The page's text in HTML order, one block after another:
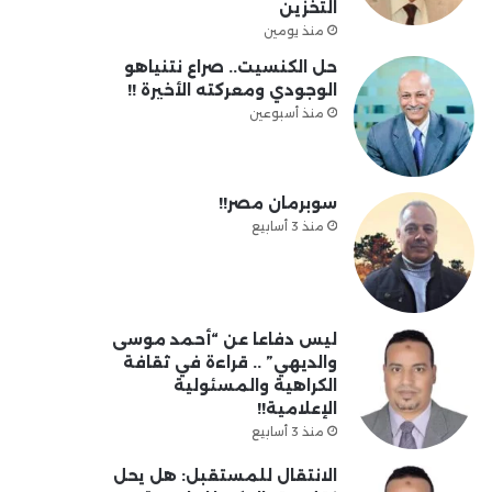
التخزين
منذ يومين
حل الكنسيت.. صراع نتنياهو
الوجودي ومعركته الأخيرة !!
منذ أسبوعين
سوبرمان مصر!!
منذ 3 أسابيع
ليس دفاعا عن “أحمد موسى
والديهي” .. قراءة في ثقافة
الكراهية والمسئولية
الإعلامية!!
منذ 3 أسابيع
الانتقال للمستقبل: هل يحل